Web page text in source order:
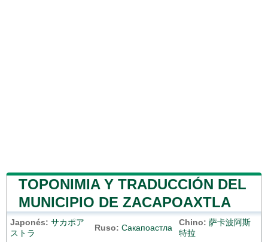
TOPONIMIA Y TRADUCCIÓN DEL
MUNICIPIO DE ZACAPOAXTLA
Japonés: サカポア
ストラ
Ruso: Сакапоастла
Chino: 萨卡波阿斯
特拉